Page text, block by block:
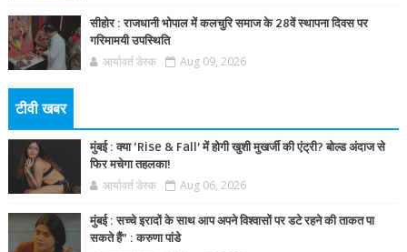
सीहोर : राजधानी भोपाल में कलचुरि समाज के 28वें स्थापना दिवस पर
गरिमामयी उपस्थिति
आर्यावर्त डेस्क Aug 09, 2026
टीवी खबर
मुंबई : क्या ‘Rise & Fall’ में होगी खुशी मुखर्जी की एंट्री? बोल्ड अंदाज से
फिर मचेगा तहलका!
आर्यावर्त डेस्क Aug 06, 2026
मुंबई : सच्चे इरादों के साथ आप अपने विश्वासों पर डटे रहने की ताकत पा
सकते हैं” : करुणा पांडे